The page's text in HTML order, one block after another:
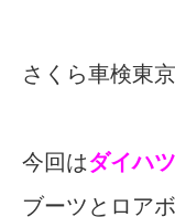
さくら車検東
今回はダイハ
ブーツとロア